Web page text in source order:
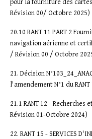
pour la fourniture des
Révision 00/ Octobre 2025)
20.10 RANT 11 PART 2
navigation aérienne et
/ Révision 00 / Octobre
21. Décision
l'amendement N°1 du RANT
21.1 RANT 12 - Recherches
Révision 01-Octobre 2024)
22. RANT 15 - SERVICES